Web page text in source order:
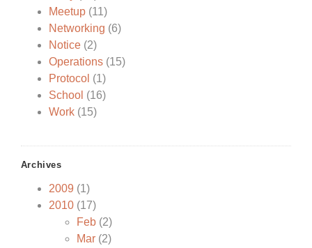
Meetup(11)
Networking (6)
Notice(2)
Operations(15)
Protocol (1)
School (16)
Work(15)
Archives
2009 (1)
2010(17)
Feb(2)
Mar(2)